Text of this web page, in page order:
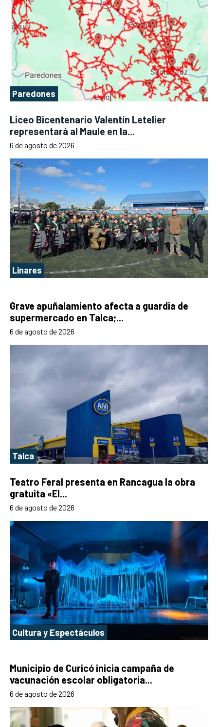
Paredones
Liceo Bicentenario Valentín Letelier
representará al Maule en la...
6 de agosto de 2026
Linares
Grave apuñalamiento afecta a guardia de
supermercado en Talca;...
6 de agosto de 2026
Talca
Teatro Feral presenta en Rancagua la obra
gratuita «El...
6 de agosto de 2026
Cultura y Espectáculos
Municipio de Curicó inicia campaña de
vacunación escolar obligatoria...
6 de agosto de 2026